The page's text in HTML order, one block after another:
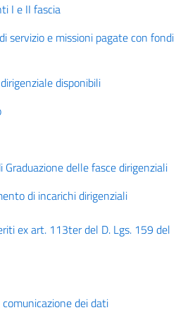
I e II fascia
servizio e missioni pagate con fondi
disponibili
delle fasce dirigenziali
di incarichi dirigenziali
ex art. 113ter del D. Lgs. 159 del
dei dati